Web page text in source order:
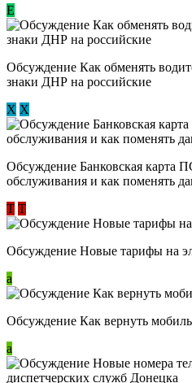
E
Обсуждение ​Как обменять
знаки ДНР на российские
Х Х
Обсуждение ​Банковская карта
обслуживания и как поменять
Т Т
Обсуждение Новые тарифы на
a
Обсуждение Как вернуть
a